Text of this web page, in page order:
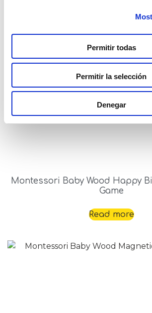
Permitir todas
Permitir la selección
Denegar
Montessori Baby Wood Cubes
Read more
Montessori Baby Wood Happy
Game
Read more